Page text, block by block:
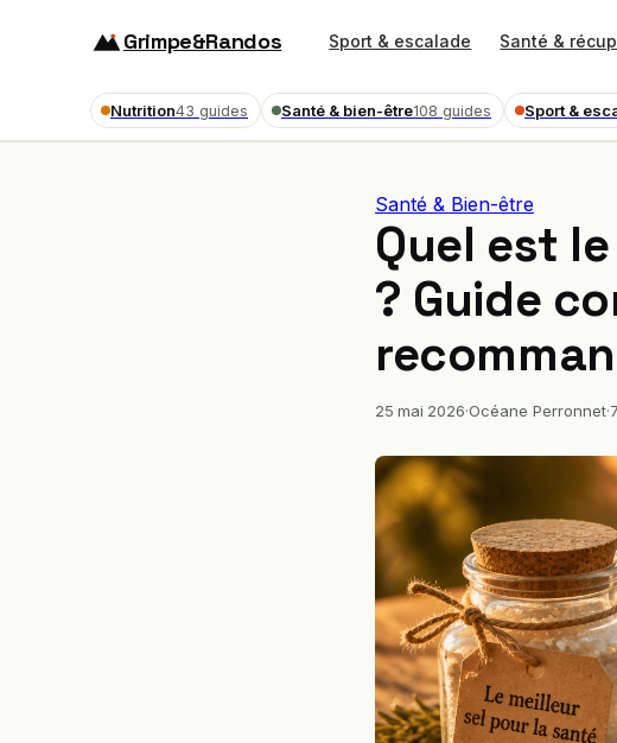
Grimpe&Randos Sport & escalade Santé & récup
Nutrition43 guides Santé & bien-être108 guides Sport &
Santé & Bien-être
Quel est
? Guide
25 mai 2026·Océane Perronnet·